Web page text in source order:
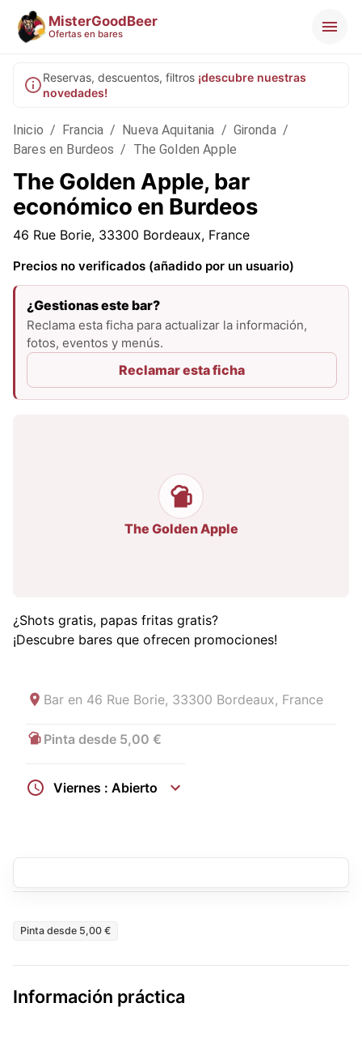
MisterGoodBeer
Ofertas en bares
Reservas, descuentos, filtros ¡descubre nuestras
novedades!
Inicio / Francia / Nueva Aquitania / Gironda /
Bares en Burdeos / The Golden Apple
The Golden Apple, bar
económico en Burdeos
46 Rue Borie, 33300 Bordeaux, France
Precios no verificados (añadido por un usuario)
¿Gestionas este bar?
Reclama esta ficha para actualizar la información,
fotos, eventos y menús.
Reclamar esta ficha
The Golden Apple
¿Shots gratis, papas fritas gratis?
¡Descubre bares que ofrecen promociones!
Bar en 46 Rue Borie, 33300 Bordeaux, France
Pinta desde 5,00 €
Viernes : Abierto
Pinta desde 5,00 €
Información práctica